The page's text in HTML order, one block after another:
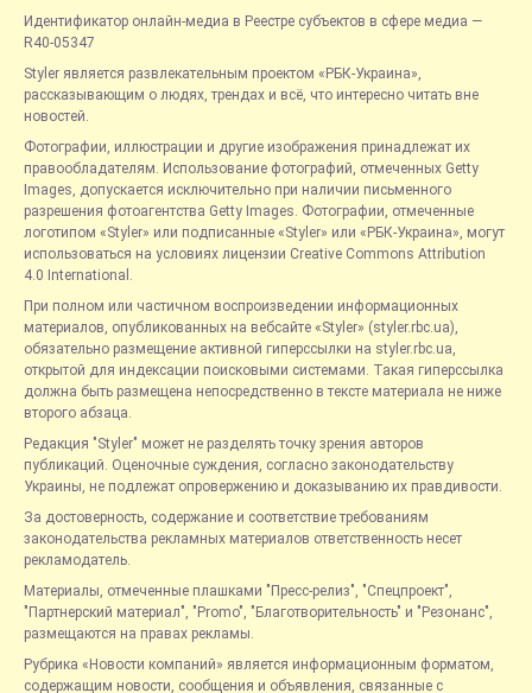
Идентификатор онлайн-медиа в Реестре субъектов в сфере медиа —
R40-05347
Styler является развлекательным проектом «РБК-Украина»,
рассказывающим о людях, трендах и всё, что интересно читать вне
новостей.
Фотографии, иллюстрации и другие изображения принадлежат их
правообладателям. Использование фотографий, отмеченных Getty
Images, допускается исключительно при наличии письменного
разрешения фотоагентства Getty Images. Фотографии, отмеченные
логотипом «Styler» или подписанные «Styler» или «РБК-Украина», могут
использоваться на условиях лицензии Creative Commons Attribution
4.0 International.
При полном или частичном воспроизведении информационных
материалов, опубликованных на вебсайте «Styler» (styler.rbc.ua),
обязательно размещение активной гиперссылки на styler.rbc.ua,
открытой для индексации поисковыми системами. Такая гиперссылка
должна быть размещена непосредственно в тексте материала не ниже
второго абзаца.
Редакция "Styler" может не разделять точку зрения авторов
публикаций. Оценочные суждения, согласно законодательству
Украины, не подлежат опровержению и доказыванию их правдивости.
За достоверность, содержание и соответствие требованиям
законодательства рекламных материалов ответственность несет
рекламодатель.
Материалы, отмеченные плашками "Пресс-релиз", "Спецпроект",
"Партнерский материал", "Promo", "Благотворительность" и "Резонанс",
размещаются на правах рекламы.
Рубрика «Новости компаний» является информационным форматом,
содержащим новости, сообщения и объявления, связанные с